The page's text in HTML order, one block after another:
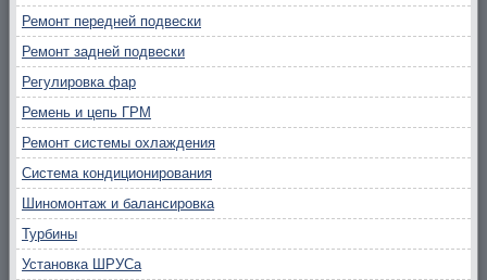
Ремонт передней подвески
Ремонт задней подвески
Регулировка фар
Ремень и цепь ГРМ
Ремонт системы охлаждения
Система кондиционирования
Шиномонтаж и балансировка
Турбины
Установка ШРУСа